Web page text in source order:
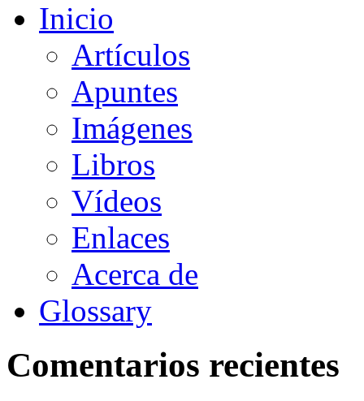
Inicio
Artículos
Apuntes
Imágenes
Libros
Vídeos
Enlaces
Acerca de
Glossary
Comentarios recientes